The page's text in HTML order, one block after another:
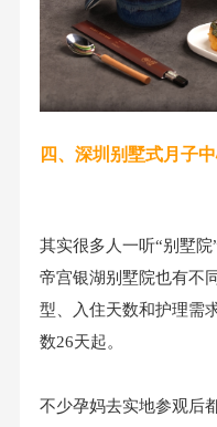
四、深圳别墅式月子
其实很多人一听“别墅
帝宫银湖别墅院也有不
型、入住天数和护理需
数26天起。
不少孕妈去实地参观后